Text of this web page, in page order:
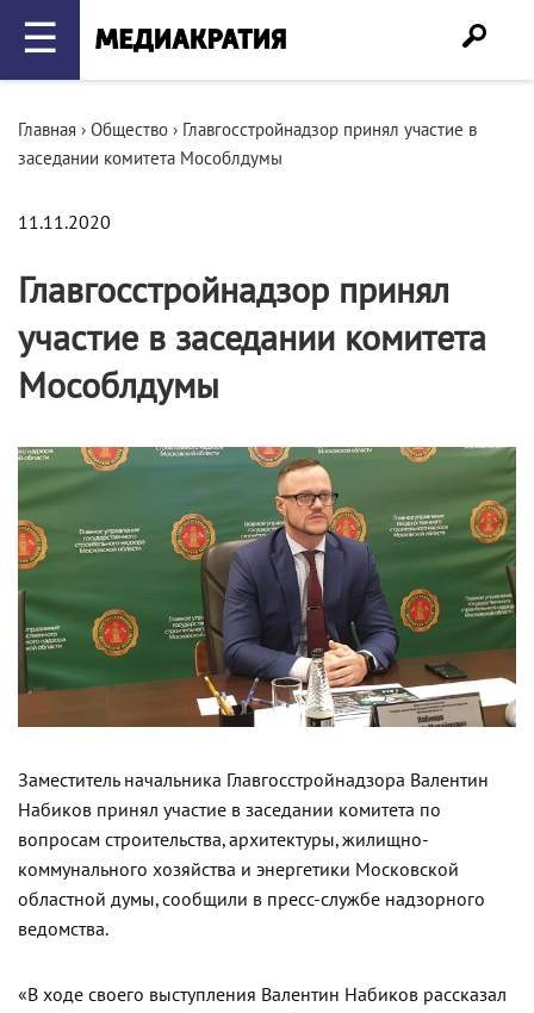
☰
Главная › Общество › Главгосстройнадзор принял участие в
заседании комитета Мособлдумы
11.11.2020
Главгосстройнадзор принял
участие в заседании комитета
Мособлдумы
Заместитель начальника Главгосстройнадзора Валентин
Набиков принял участие в заседании комитета по
вопросам строительства, архитектуры, жилищно-
коммунального хозяйства и энергетики Московской
областной думы, сообщили в пресс-службе надзорного
ведомства.
«В ходе своего выступления Валентин Набиков рассказал